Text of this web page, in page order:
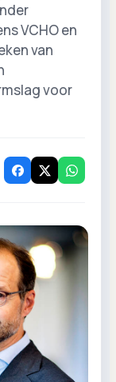
VCHO en
van
voor